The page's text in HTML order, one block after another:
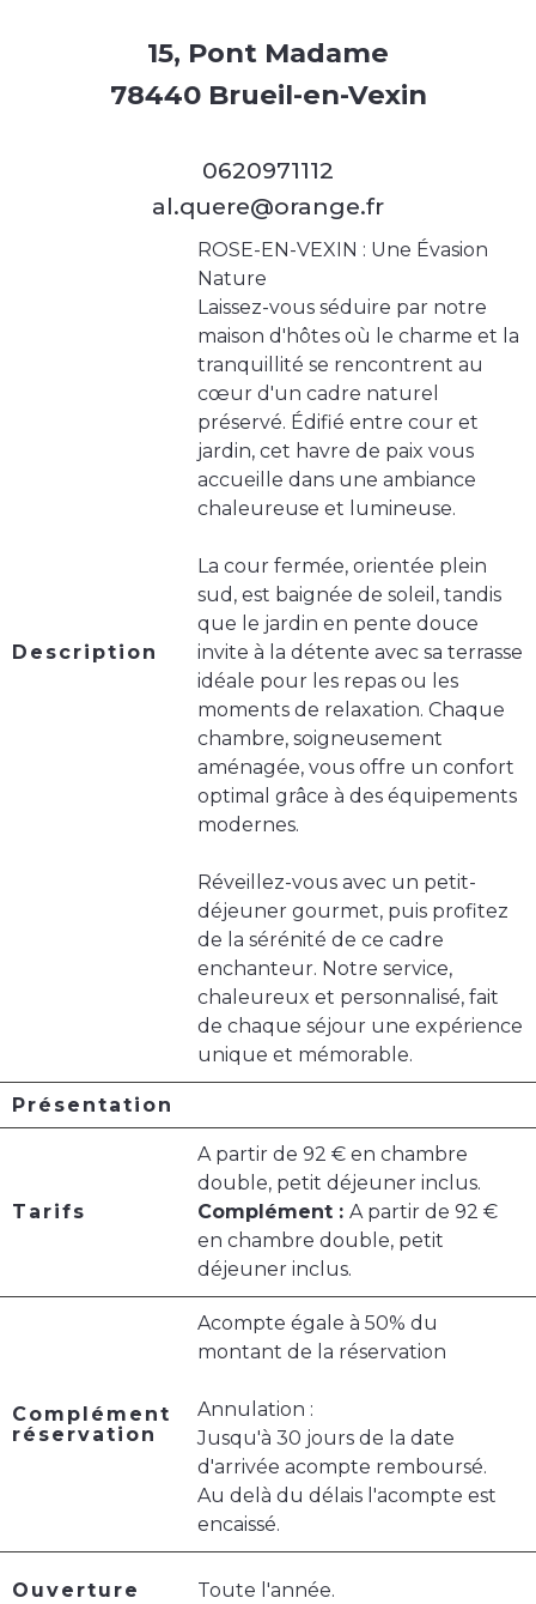
15, Pont Madame
78440 Brueil-en-Vexin
0620971112
al.quere@orange.fr
Description
ROSE-EN-VEXIN : Une Évasion
Nature
Laissez-vous séduire par notre
maison d'hôtes où le charme et la
tranquillité se rencontrent au
cœur d'un cadre naturel
préservé. Édifié entre cour et
jardin, cet havre de paix vous
accueille dans une ambiance
chaleureuse et lumineuse.
La cour fermée, orientée plein
sud, est baignée de soleil, tandis
que le jardin en pente douce
invite à la détente avec sa terrasse
idéale pour les repas ou les
moments de relaxation. Chaque
chambre, soigneusement
aménagée, vous offre un confort
optimal grâce à des équipements
modernes.
Réveillez-vous avec un petit-
déjeuner gourmet, puis profitez
de la sérénité de ce cadre
enchanteur. Notre service,
chaleureux et personnalisé, fait
de chaque séjour une expérience
unique et mémorable.
Présentation
Tarifs
A partir de 92 € en chambre
double, petit déjeuner inclus.
Complément : A partir de 92 €
en chambre double, petit
déjeuner inclus.
Complément
réservation
Acompte égale à 50% du
montant de la réservation
Annulation :
Jusqu'à 30 jours de la date
d'arrivée acompte remboursé.
Au delà du délais l'acompte est
encaissé.
Ouverture Toute l'année.